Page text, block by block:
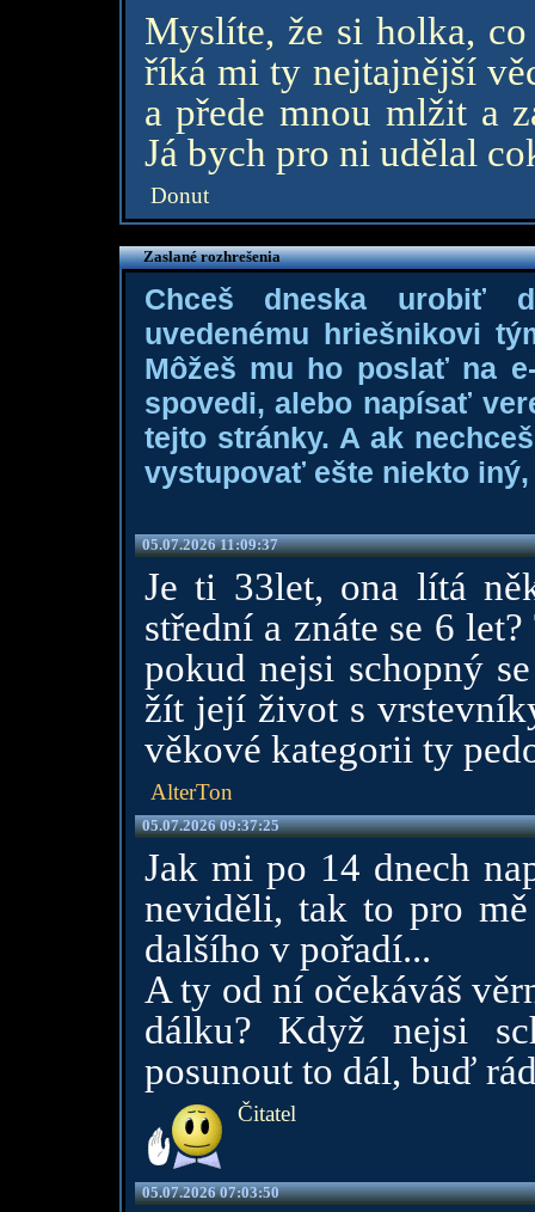
Myslíte, že si holka,
říká mi ty nejtajnější
a přede mnou mlžit a
Já bych pro ni udělal
Donut
Zaslané rozhrešenia
Chceš dneska urobiť
uvedenému hriešnikovi
Môžeš mu ho poslať na
spovedi, alebo napísať
tejto stránky. A ak
vystupovať ešte niekto
05.07.2026 11:09:37
Je ti 33let, ona lítá
střední a znáte se 6
pokud nejsi schopný
žít její život s
věkové kategorii ty
AlterTon
05.07.2026 09:37:25
Jak mi po 14 dnech
neviděli, tak to pro
dalšího v pořadí...
A ty od ní očekáváš
dálku? Když nejsi
posunout to dál, buď
Čitatel
05.07.2026 07:03:50